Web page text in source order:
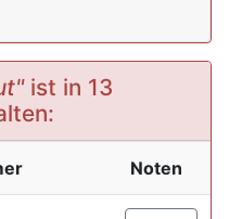
ist in 13
Noten